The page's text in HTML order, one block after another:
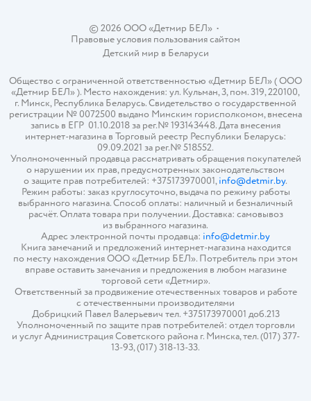
© 2026 ООО «Детмир БЕЛ»•
Правовые условия пользования сайтом
Детский мир в Беларуси
Общество с ограниченной ответственностью «Детмир БЕЛ» ( ООО
«Детмир БЕЛ» ). Место нахождения: ул. Кульман, 3, пом. 319, 220100,
г. Минск, Республика Беларусь. Свидетельство о государственной
регистрации № 0072500 выдано Минским горисполкомом, внесена
запись в ЕГР 01.10.2018 за рег.№ 193143448. Дата внесения
интернет-магазина в Торговый реестр Республики Беларусь:
09.09.2021 за рег.№ 518552.
Уполномоченный продавца рассматривать обращения покупателей
о нарушении их прав, предусмотренных законодательством
о защите прав потребителей: +375173970001,info@detmir.by.
Режим работы: заказ круглосуточно, выдача по режиму работы
выбранного магазина. Способ оплаты: наличный и безналичный
расчёт. Оплата товара при получении. Доставка: самовывоз
из выбранного магазина.
Адрес электронной почты продавца: info@detmir.by
Книга замечаний и предложений интернет-магазина находится
по месту нахождения ООО «Детмир БЕЛ». Потребитель при этом
вправе оставить замечания и предложения в любом магазине
торговой сети «Детмир».
Ответственный за продвижение отечественных товаров и работе
с отечественными производителями
Добрицкий Павел Валерьевич тел. +375173970001 доб.213
Уполномоченный по защите прав потребителей: отдел торговли
и услуг Администрация Советского района г. Минска, тел. (017) 377-
13-93, (017) 318-13-33.